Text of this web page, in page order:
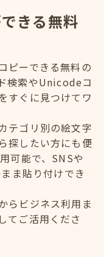
きる無料
ピーできる無料の
検索やUnicodeコ
すぐに見つけてワ
テゴリ別の絵文字
探したい方にも便
可能で、SNSや
ま貼り付けでき
らビジネス利用ま
てご活用くださ